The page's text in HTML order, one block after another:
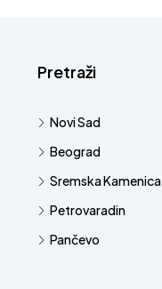
Pretraži
Novi Sad
Beograd
Sremska Kamenica
Petrovaradin
Pančevo